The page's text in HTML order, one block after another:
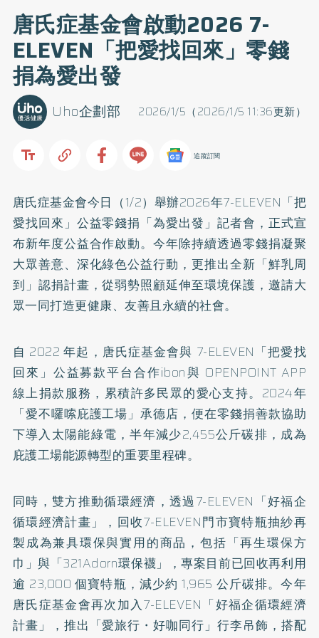
唐氏症基金會啟動2026 7-
ELEVEN「把愛找回來」零錢
捐為愛出發
2026/1/5（2026/1/5 11:36更新）
Uho企劃部
追蹤訂閱
唐氏症基金會今日（1/2）舉辦2026年7-ELEVEN「把
愛找回來」公益零錢捐「為愛出發」記者會，正式宣
布新年度公益合作啟動。今年除持續透過零錢捐凝聚
大眾善意、深化綠色公益行動，更推出全新「鮮乳周
到」認捐計畫，從弱勢照顧延伸至環境保護，邀請大
眾一同打造更健康、友善且永續的社會。
自 2022 年起，唐氏症基金會與 7-ELEVEN「把愛找
回來」公益募款平台合作ibon與 OPENPOINT APP
線上捐款服務，累積許多民眾的愛心支持。2024年
「愛不囉嗦庇護工場」承德店，便在零錢捐善款協助
下導入太陽能綠電，半年減少2,455公斤碳排，成為
庇護工場能源轉型的重要里程碑。
同時，雙方推動循環經濟，透過7-ELEVEN「好福企
循環經濟計畫」，回收7-ELEVEN門市寶特瓶抽紗再
製成為兼具環保與實用的商品，包括「再生環保方
巾」與「321Adorn環保襪」，專案目前已回收再利用
逾 23,000 個寶特瓶，減少約 1,965 公斤碳排。今年
唐氏症基金會再次加入7-ELEVEN「好福企循環經濟
計畫」，推出「愛旅行・好咖同行」行李吊飾，搭配